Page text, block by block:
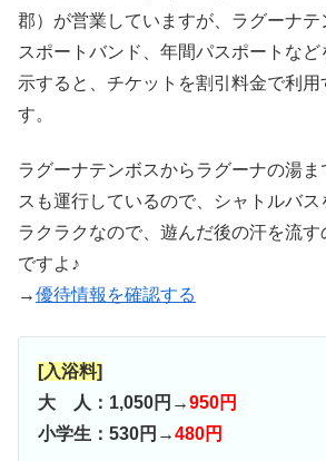
郡）が営業していますが、ラグーナ
スポートバンド、年間パスポートな
示すると、チケットを割引料金で利用
す。
ラグーナテンボスからラグーナの湯
スも運行しているので、シャトルバ
ラクラクなので、遊んだ後の汗を流
ですよ♪
→優待情報を確認する
[入浴料]
大 人：1,050円→950円
小学生：530円→480円